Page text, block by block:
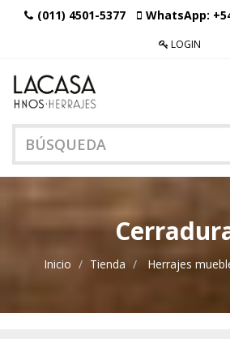
(011) 4501-5377 WhatsApp:
LOGIN
Inicio Tienda Herrajes